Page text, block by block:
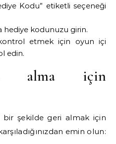
Kodu” etiketli seçeneği
hediye kodunuzu girin.
etmek için oyun içi
edin.
alma için
bir şekilde geri almak için
emin olun: